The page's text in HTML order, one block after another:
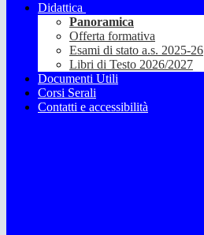
Didattica
Panoramica
Offerta formativa
Esami di stato a.s. 2025-26
Libri di Testo 2026/2027
Documenti Utili
Corsi Serali
Contatti e accessibilità